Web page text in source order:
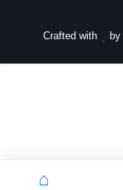
Crafted with by
⌂